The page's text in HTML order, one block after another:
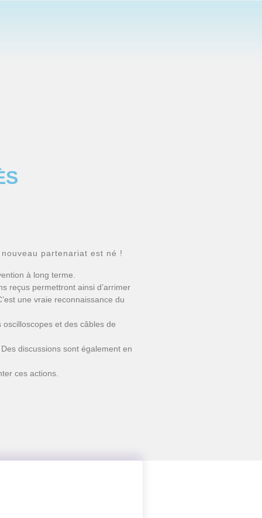
partenariat est né !
à long terme.
reçus permettront ainsi d’arrimer
une vraie reconnaissance du
et des câbles de
discussions sont également en
ces actions.